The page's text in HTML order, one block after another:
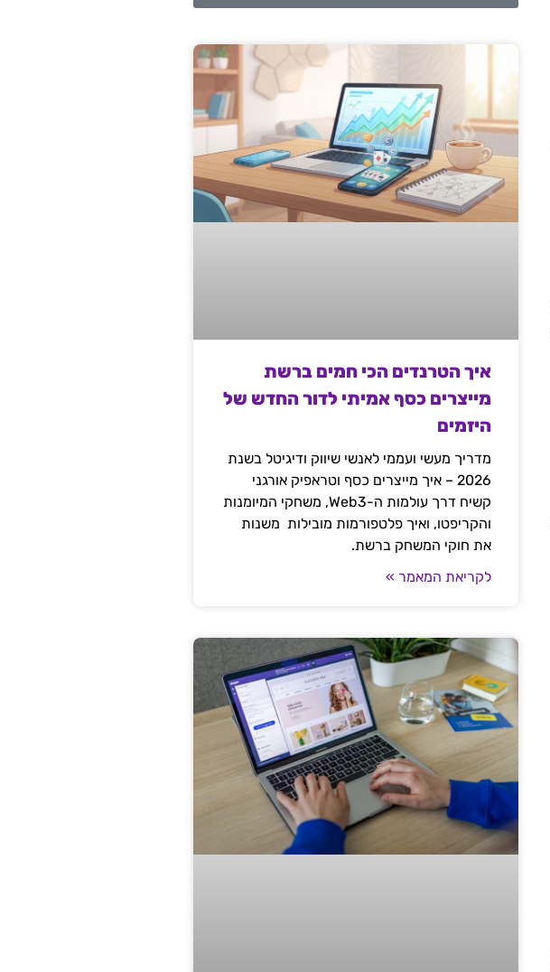
איך הטרנדים הכי חמים ברשת
מייצרים כסף אמיתי לדור החדש של
היזמים
מדריך מעשי ועממי לאנשי שיווק ודיגיטל בשנת
2026 – איך מייצרים כסף וטראפיק אורגני
קשיח דרך עולמות ה-Web3, משחקי המיומנות
והקריפטו, ואיך פלטפורמות מובילות משנות
את חוקי המשחק ברשת.
לקריאת המאמר »